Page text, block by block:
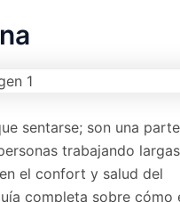
sentarse; son una
trabajando
el confort y salud del
completa sobre cómo